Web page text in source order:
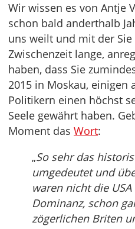
Wir wissen es von Antje
schon bald anderthalb
uns weilt und mit der
Zwischenzeit lange,
haben, dass Sie
2015 in Moskau, einigen
Politikern einen höchst
Seele gewährt haben.
Moment das Wort:
„So sehr das
umgedeutet und
waren nicht die
Dominanz, schon
zögerlichen Briten